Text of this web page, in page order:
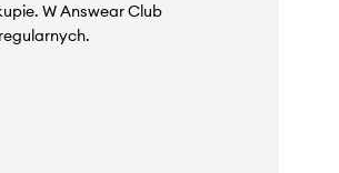
W Answear Club